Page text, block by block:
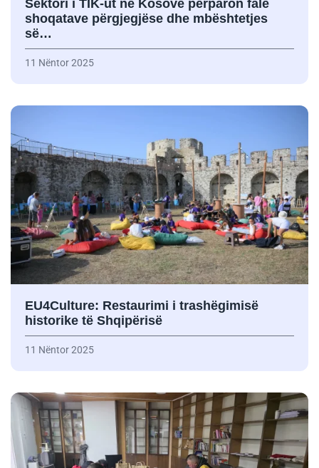
Sektori i TIK-ut në Kosovë përparon falë
shoqatave përgjegjëse dhe mbështetjes
së…
11 Nëntor 2025
EU4Culture: Restaurimi i trashëgimisë
historike të Shqipërisë
11 Nëntor 2025